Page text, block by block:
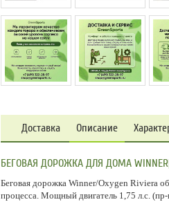
Доставка Описание
БЕГОВАЯ ДОРОЖКА ДЛЯ ДОМА
Беговая дорожка Winner/Oxygen Riviera
процесса. Мощный двигатель 1,75 л.с. (пр-